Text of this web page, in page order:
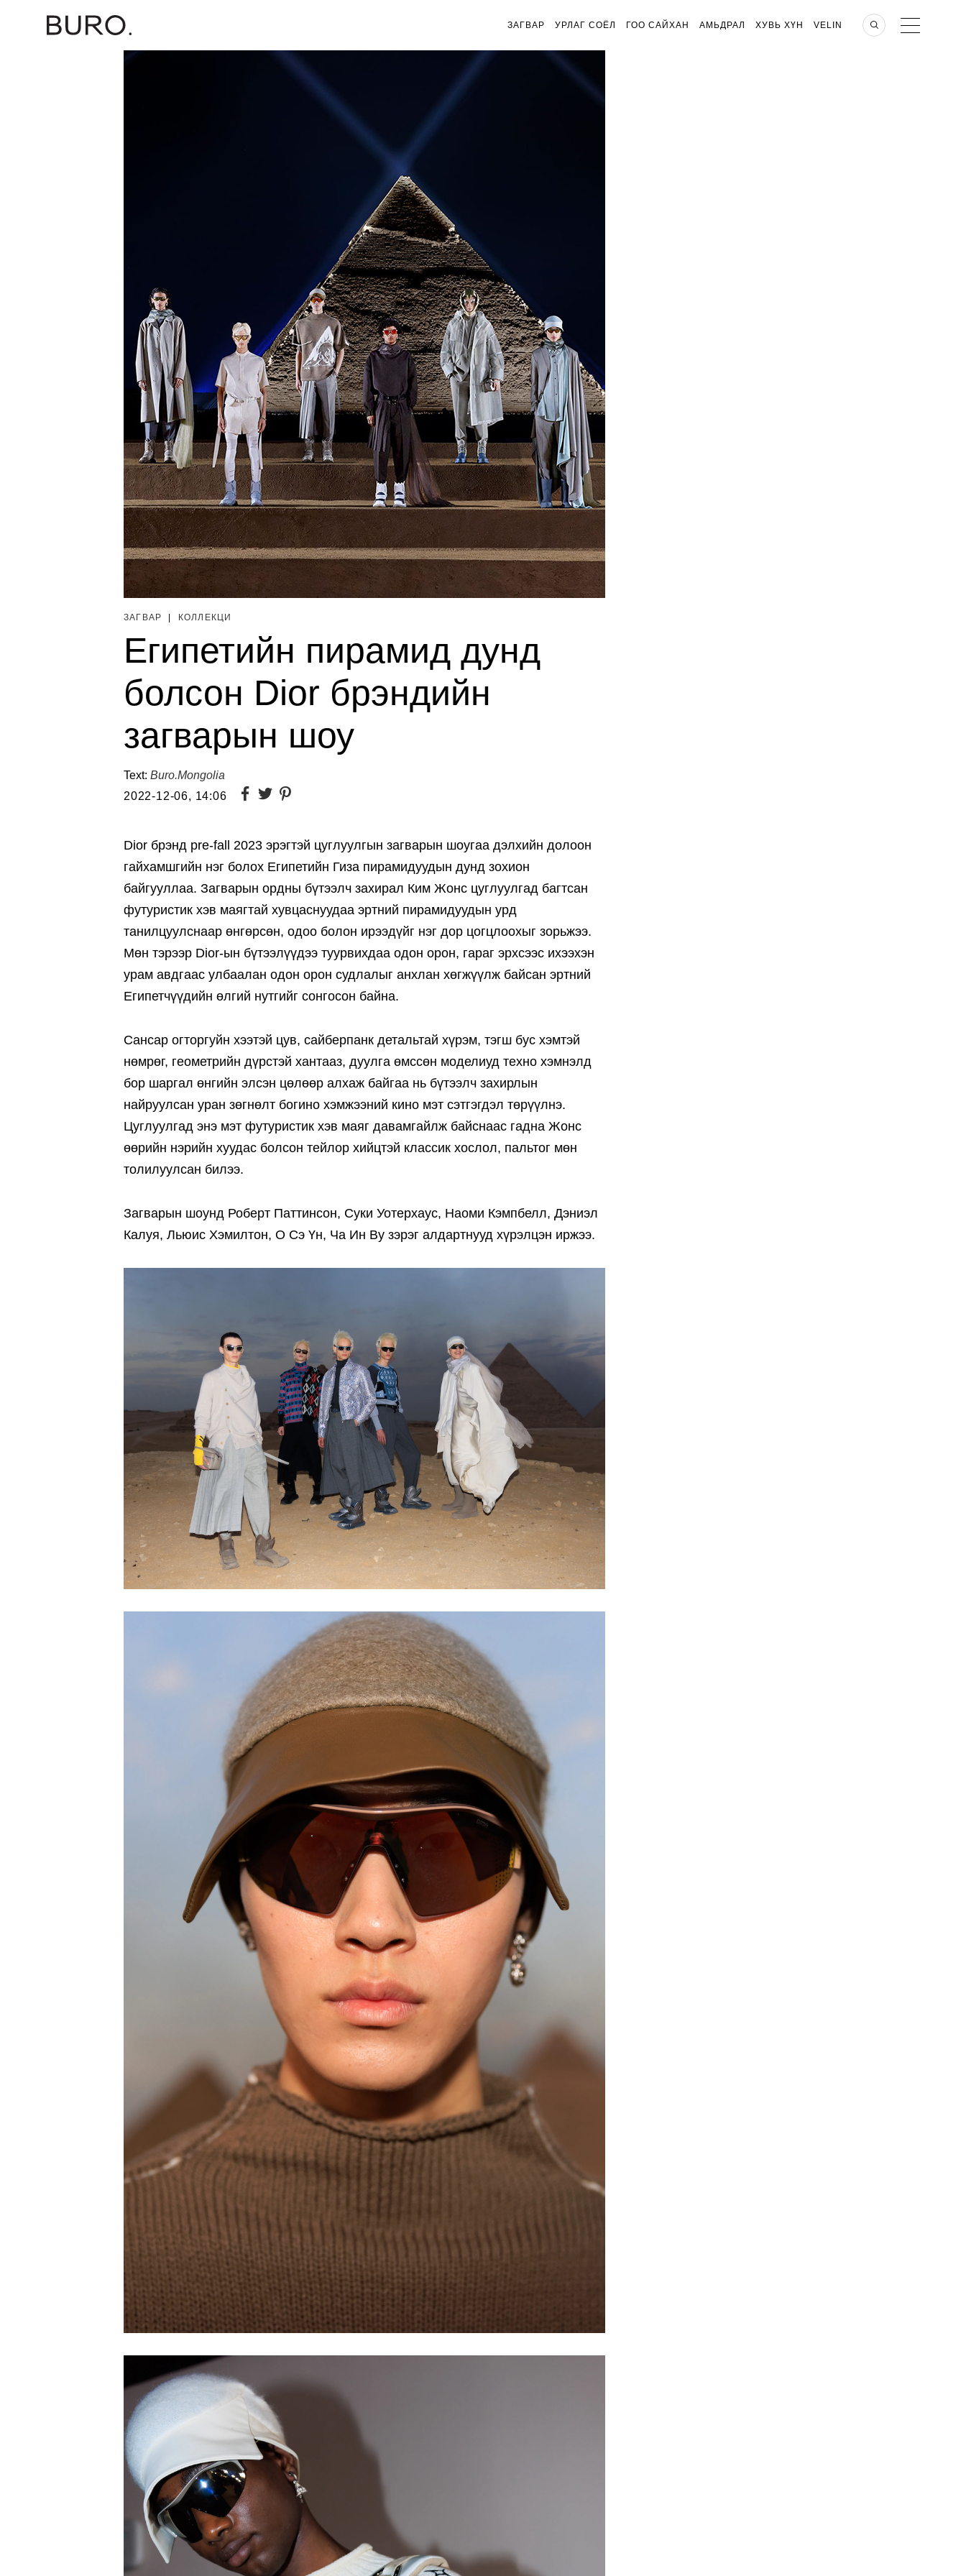
ЗАГВАР УРЛАГ СОЁЛ ГОО САЙХАН АМЬДРАЛ ХУВЬ ХҮН VELIN
ЗАГВАР КОЛЛЕКЦИ
Египетийн пирамид дунд
болсон Dior брэндийн
загварын шоу
Text: Buro.Mongolia
2022-12-06, 14:06
Dior брэнд pre-fall 2023 эрэгтэй цуглуулгын загварын шоугаа дэлхийн долоон
гайхамшгийн нэг болох Египетийн Гиза пирамидуудын дунд зохион
байгууллаа. Загварын ордны бүтээлч захирал Ким Жонс цуглуулгад багтсан
футуристик хэв маягтай хувцаснуудаа эртний пирамидуудын урд
танилцуулснаар өнгөрсөн, одоо болон ирээдүйг нэг дор цогцлоохыг зорьжээ.
Мөн тэрээр Dior-ын бүтээлүүдээ туурвихдаа одон орон, гараг эрхсээс ихээхэн
урам авдгаас улбаалан одон орон судлалыг анхлан хөгжүүлж байсан эртний
Египетчүүдийн өлгий нутгийг сонгосон байна.
Сансар огторгуйн хээтэй цув, сайберпанк детальтай хүрэм, тэгш бус хэмтэй
нөмрөг, геометрийн дүрстэй хантааз, дуулга өмссөн моделиуд техно хэмнэлд
бор шаргал өнгийн элсэн цөлөөр алхаж байгаа нь бүтээлч захирлын
найруулсан уран зөгнөлт богино хэмжээний кино мэт сэтгэгдэл төрүүлнэ.
Цуглуулгад энэ мэт футуристик хэв маяг давамгайлж байснаас гадна Жонс
өөрийн нэрийн хуудас болсон тейлор хийцтэй классик хослол, пальтог мөн
толилуулсан билээ.
Загварын шоунд Роберт Паттинсон, Суки Уотерхаус, Наоми Кэмпбелл, Дэниэл
Калуя, Льюис Хэмилтон, О Сэ Үн, Ча Ин Ву зэрэг алдартнууд хүрэлцэн иржээ.